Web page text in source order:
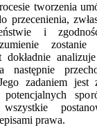
tworzenia
przecenienia,
i
dokładnie
następnie
zadaniem jest
prawa.